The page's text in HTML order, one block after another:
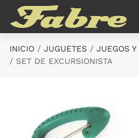
Saltar al contenido principal
INICIO JUGUETES
JUEGOS
SET DE EXCURSIONISTA